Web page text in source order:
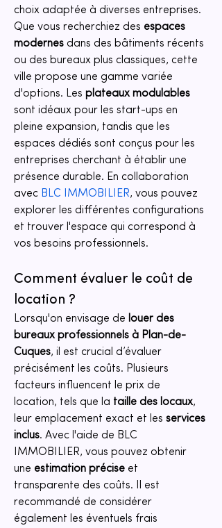
choix adaptée à diverses entreprises.
Que vous recherchiez des espaces
modernes dans des bâtiments récents
ou des bureaux plus classiques, cette
ville propose une gamme variée
d'options. Les plateaux modulables
sont idéaux pour les start-ups en
pleine expansion, tandis que les
espaces dédiés sont conçus pour les
entreprises cherchant à établir une
présence durable. En collaboration
avec BLC IMMOBILIER, vous pouvez
explorer les différentes configurations
et trouver l'espace qui correspond à
vos besoins professionnels.
Comment évaluer le coût de
location ?
Lorsqu'on envisage de louer des
bureaux professionnels à Plan-de-
Cuques, il est crucial d’évaluer
précisément les coûts. Plusieurs
facteurs influencent le prix de
location, tels que la taille des locaux,
leur emplacement exact et les services
inclus. Avec l'aide de BLC
IMMOBILIER, vous pouvez obtenir
une estimation précise et
transparente des coûts. Il est
recommandé de considérer
également les éventuels frais